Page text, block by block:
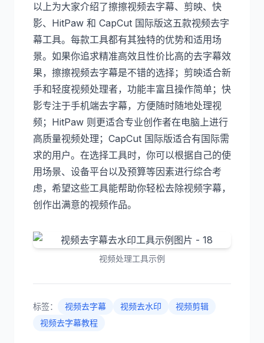
以上为大家介绍了擦擦视频去字幕、剪映、快
影、HitPaw 和 CapCut 国际版这五款视频去字
幕工具。每款工具都有其独特的优势和适用场
景。如果你追求精准高效且性价比高的去字幕效
果，擦擦视频去字幕是不错的选择；剪映适合新
手和轻度视频处理者，功能丰富且操作简单；快
影专注于手机端去字幕，方便随时随地处理视
频；HitPaw 则更适合专业创作者在电脑上进行
高质量视频处理；CapCut 国际版适合有国际需
求的用户。在选择工具时，你可以根据自己的使
用场景、设备平台以及预算等因素进行综合考
虑，希望这些工具能帮助你轻松去除视频字幕，
创作出满意的视频作品。
视频处理工具示例
标签： 视频去字幕 视频去水印
视频剪辑
视频去字幕教程